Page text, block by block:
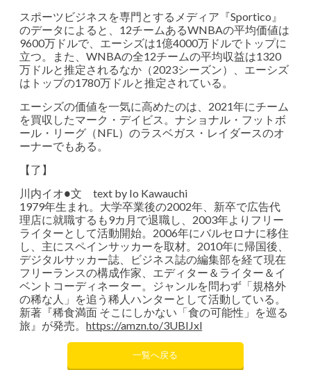
スポーツビジネスを専門とするメディア『Sportico』
のデータによると、12チームあるWNBAの平均価値は
9600万ドルで、エーシズは1億4000万ドルでトップに
立つ。また、WNBAの全12チームの平均収益は1320
万ドルと推定されるなか（2023シーズン）、エーシズ
はトップの1780万ドルと推定されている。
エーシズの価値を一気に高めたのは、2021年にチーム
を買収したマーク・デイビス。ナショナル・フットボ
ール・リーグ（NFL）のラスベガス・レイダースのオ
ーナーでもある。
【了】
川内イオ●文 text by Io Kawauchi
1979年生まれ。大学卒業後の2002年、新卒で広告代
理店に就職するも9カ月で退職し、2003年よりフリー
ライターとして活動開始。2006年にバルセロナに移住
し、主にスペインサッカーを取材。2010年に帰国後、
デジタルサッカー誌、ビジネス誌の編集部を経て現在
フリーランスの構成作家、エディター＆ライター＆イ
ベントコーディネーター。ジャンルを問わず「規格外
の稀な人」を追う稀人ハンターとして活動している。
新著『稀食満面 そこにしかない「食の可能性」を巡る
旅』が発売。https://amzn.to/3UBIJxl
一覧へ戻る